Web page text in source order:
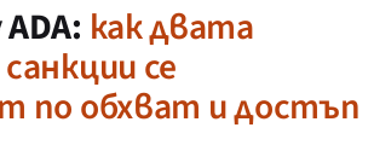
как двата
се
по обхват и достъп